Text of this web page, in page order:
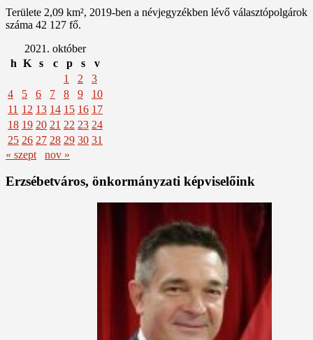
Területe 2,09 km², 2019-ben a névjegyzékben lévő választópolgárok
száma 42 127 fő.
2021. október
h K s c p s
v
1
2
3
4
5 6 7 8 9
10
11 12 13 14 15 16 17
18 19 20 21 22 23 24
25 26 27 28 29 30 31
« szept
nov »
Erzsébetváros, önkormányzati képviselőink